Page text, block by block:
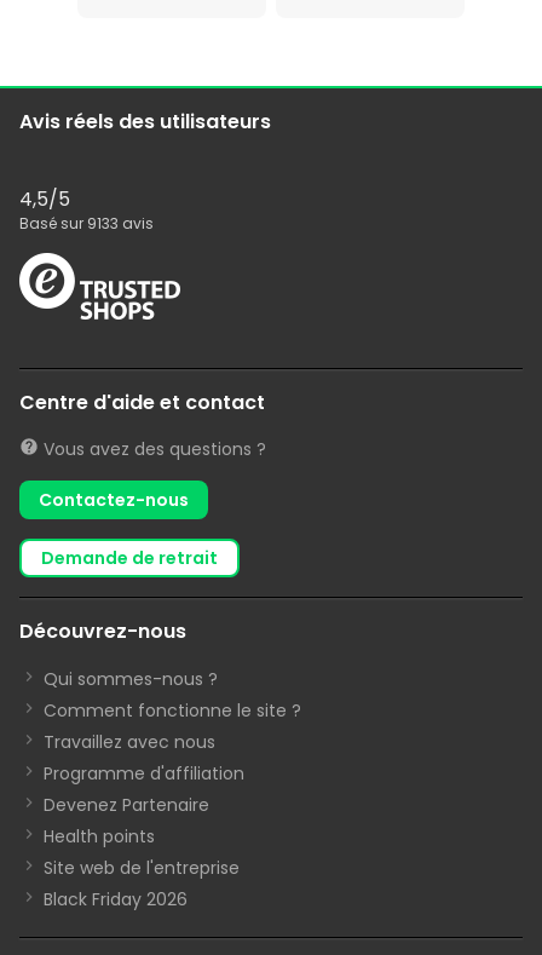
Avis réels des utilisateurs
4,5/5
Basé sur 9133 avis
Centre d'aide et contact
Vous avez des questions ?
Contactez-nous
demande de retrait
Découvrez-nous
Qui sommes-nous ?
Comment fonctionne le site ?
Travaillez avec nous
Programme d'affiliation
Devenez Partenaire
Health points
Site web de l'entreprise
Black Friday 2026